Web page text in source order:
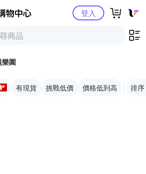
Yahoo購物中心登入
樂園
有現貨 挑戰低價 價格低到高 排序